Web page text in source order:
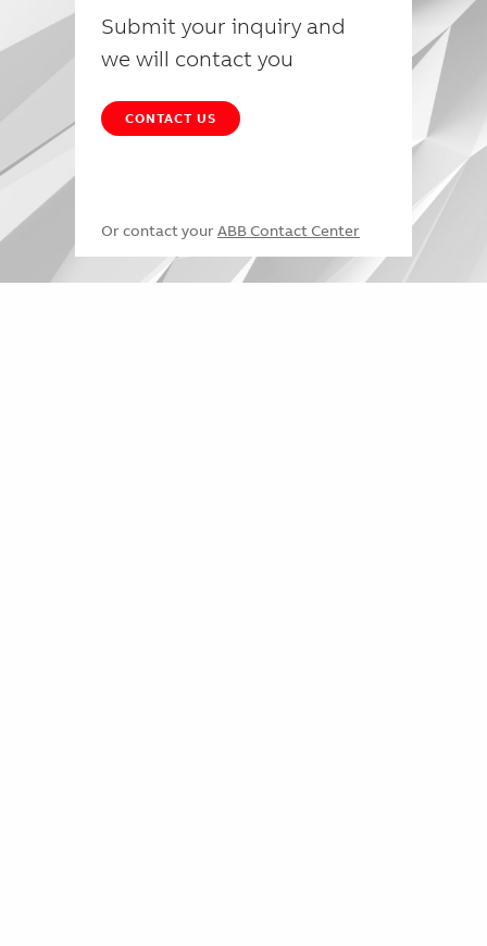
Submit your inquiry and
we will contact you
CONTACT US
Or contact your ABB Contact Center